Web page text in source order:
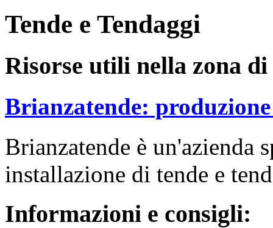
Tende e Tendaggi
Risorse utili nella zona
Brianzatende:
Brianzatende è un'azienda
installazione di tende e
Informazioni e consigli: